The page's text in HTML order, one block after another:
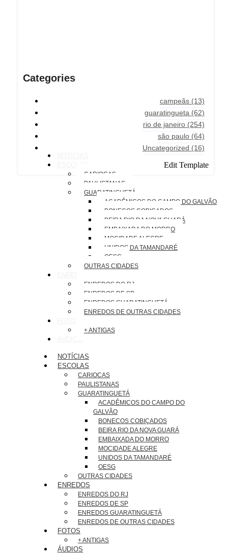
Categories
campeãs (13)
guaratingueta (62)
rio de janeiro (254)
são paulo (64)
Uncategorized (16)
Edit Template
CARIOCAS
PAULISTANAS
GUARATINGUETÁ
ACADÊMICOS DO CAMPO DO GALVÃO
BONECOS COBIÇADOS
BEIRA RIO DA NOVA GUARÁ
EMBAIXADA DO MORRO
MOCIDADE ALEGRE
UNIDOS DA TAMANDARÉ
OESG
OUTRAS CIDADES
ENREDOS DO RJ
ENREDOS DE SP
ENREDOS GUARATINGUETÁ
ENREDOS DE OUTRAS CIDADES
+ ANTIGAS
NOTÍCIAS
ESCOLAS
CARIOCAS
PAULISTANAS
GUARATINGUETÁ
ACADÊMICOS DO CAMPO DO
GALVÃO
BONECOS COBIÇADOS
BEIRA RIO DA NOVA GUARÁ
EMBAIXADA DO MORRO
MOCIDADE ALEGRE
UNIDOS DA TAMANDARÉ
OESG
OUTRAS CIDADES
ENREDOS
ENREDOS DO RJ
ENREDOS DE SP
ENREDOS GUARATINGUETÁ
ENREDOS DE OUTRAS CIDADES
FOTOS
+ ANTIGAS
ÁUDIOS